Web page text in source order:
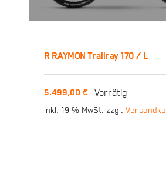
L
5.499,00€
R RAYMON Trailray 170 / L
5.499,00€ Vorrätig
inkl. 19 % MwSt. zzgl.